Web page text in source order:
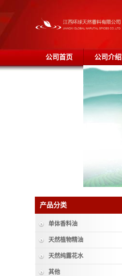
公司首页 公司介绍
产品分类
单体香料油
天然植物精油
天然纯露花水
其他